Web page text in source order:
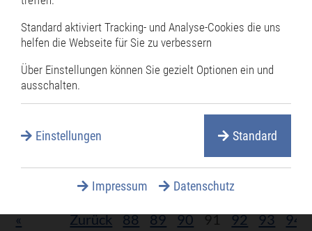
Erweiterung eines Gebetshauses in der
Wallgärtenstraße zugestimmt. Dabei handelt
es sich um eine Gebetsstätte der „Freikirche
der Siebenten-Tage-Adventisten“.
Seite 91 von 117
«
Zurück 88 89 90 91 92 93 94
Standard aktiviert Tracking- und Analyse-Cookies die uns
helfen die Webseite für Sie zu verbessern
Über Einstellungen können Sie gezielt Optionen ein und
ausschalten.
Einstellungen Standard
Impressum Datenschutz